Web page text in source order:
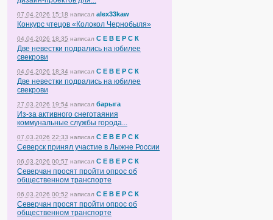
07.04.2026 15:18 написал alex33kaw
Конкурс чтецов «Колокол Чернобыля»
04.04.2026 18:35 написал С Е В Е Р С К
Две невестки подрались на юбилее
свекрови
04.04.2026 18:34 написал С Е В Е Р С К
Две невестки подрались на юбилее
свекрови
27.03.2026 19:54 написал барыга
Из-за активного снеготаяния
коммунальные службы города...
07.03.2026 22:33 написал С Е В Е Р С К
Северск принял участие в Лыжне России
06.03.2026 00:57 написал С Е В Е Р С К
Северчан просят пройти опрос об
общественном транспорте
06.03.2026 00:52 написал С Е В Е Р С К
Северчан просят пройти опрос об
общественном транспорте